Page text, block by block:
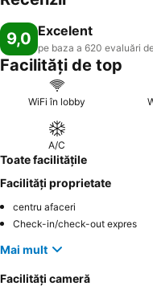
9,0 Excelent
pe baza a 620 evaluări
Facilități de top
WiFi în lobby
A/C
Toate facilitățile
Facilități proprietate
centru afaceri
Check-in/check-out expres
Mai mult
Facilități cameră